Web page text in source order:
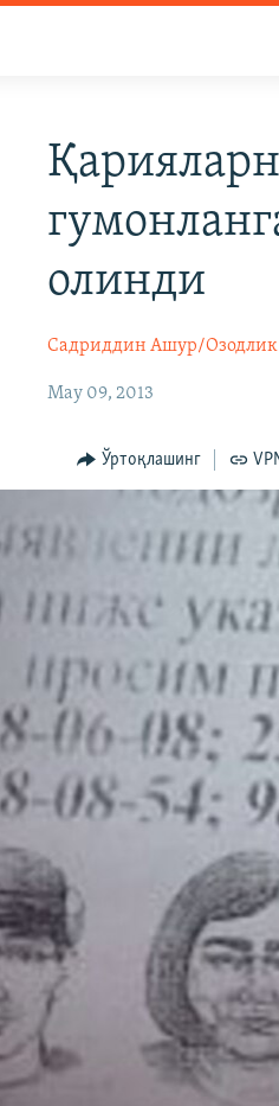
олинди
Садриддин Ашур/Озодлик
May 09, 2013
Ўртоқлашинг